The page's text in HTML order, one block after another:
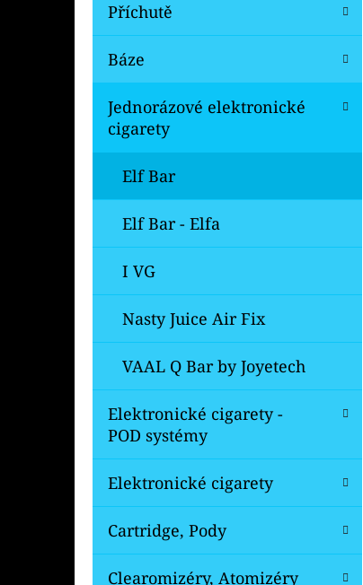
N
Příchutě
Báze
Jednorázové elektronické
cigarety
Elf Bar
Elf Bar - Elfa
I VG
Nasty Juice Air Fix
VAAL Q Bar by Joyetech
Elektronické cigarety -
POD systémy
Elektronické cigarety
Cartridge, Pody
Clearomizéry, Atomizéry
OXVA ONEO POD CARTRIDGE 3,5ML
Původně: 109 Kč